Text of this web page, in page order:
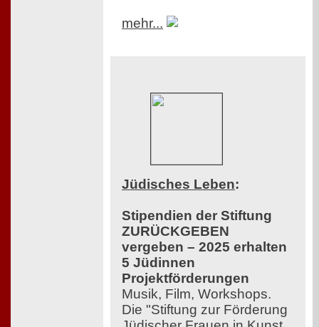
mehr...
Jüdisches Leben:
Stipendien der Stiftung
ZURÜCKGEBEN
vergeben – 2025 erhalten
5 Jüdinnen
Projektförderungen
Musik, Film, Workshops.
Die "Stiftung zur Förderung